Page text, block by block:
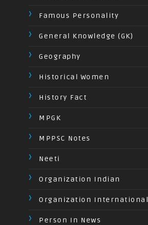
Famous Personality
General Knowledge (GK)
Geography
Historical Women
History Fact
MPGK
MPPSC Notes
Neeti
Organization Indian
Organization International
Person In News